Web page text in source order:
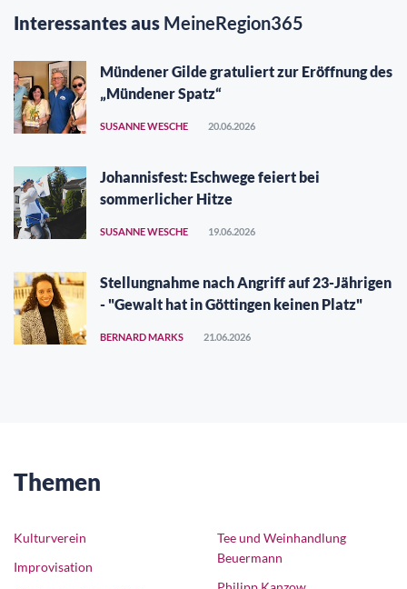
Interessantes aus MeineRegion365
Mündener Gilde gratuliert zur Eröffnung des
„Mündener Spatz“
SUSANNE WESCHE 20.06.2026
Johannisfest: Eschwege feiert bei
sommerlicher Hitze
SUSANNE WESCHE 19.06.2026
Stellungnahme nach Angriff auf 23-Jährigen
- "Gewalt hat in Göttingen keinen Platz"
BERNARD MARKS 21.06.2026
Themen
Kulturverein
Improvisation
Tee und Weinhandlung
Beuermann